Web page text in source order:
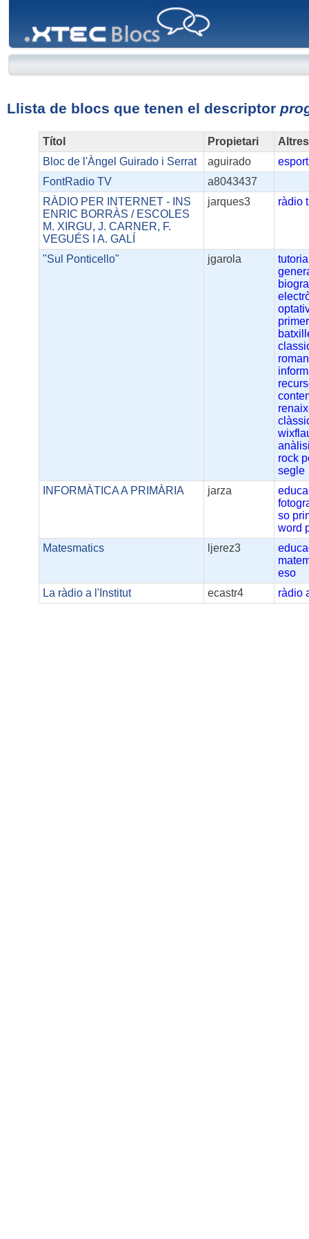
Llista de blocs que tenen el descriptor
Títol Propietari
Bloc de l'Àngel Guirado i Serrat
aguirado
esport
FontRadio TV
a8043437
RÀDIO PER INTERNET - INS
ENRIC BORRÀS / ESCOLES
M. XIRGU, J. CARNER, F.
VEGUÉS I A. GALÍ
jarques3 ràdio
"Sul Ponticello" jgarola
tutoria
primer
rock
segle
INFORMÀTICA A PRIMÀRIA
jarza
so
word
Matesmatics
ljerez3
eso
La ràdio a l'Institut
ecastr4 ràdio